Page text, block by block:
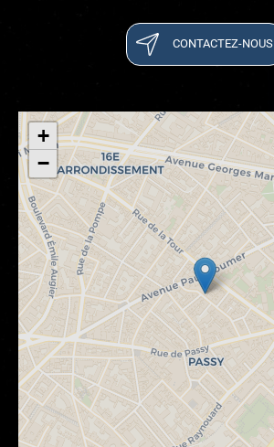
CONTACTEZ-NOUS
+
−